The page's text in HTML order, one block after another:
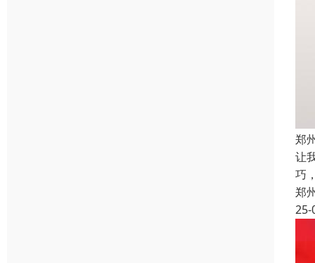
郑
让
巧
郑
25-